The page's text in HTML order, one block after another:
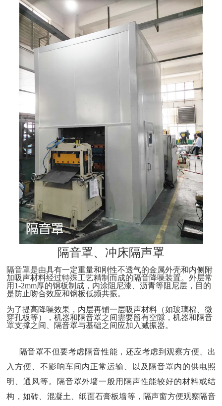
隔音罩、 冲床隔声罩
隔音罩是由具有一定重量和刚性不透气的金属外壳和内侧附
加吸声材料经过特殊工艺精制而成的隔音降噪装置。外层常
用 1-2mm厚的钢板制成 ， 内涂阻尼漆 、沥青等阻尼层 ， 目的
是防止吻合效应和钢板低频共振。
为了提高降噪效果 ， 内层再铺一层吸声材料 （如玻璃棉 、微
穿孔板等），机器和隔音罩之间需要留有空隙 ，机器和隔音
罩支撑之间
隔音罩与基础之间应加入减振器。
隔音罩不但要考虑隔音性能 ， 还应考虑到观察方便
出
入方便
不影响车间内正常运输
以及隔音罩内的供电照
明
、通风等。
隔音罩外墙一般用隔声性能较好的材料或结
构 ， 如砖 混凝土 、纸面石膏板墙等， 隔声窗方便观察隔音